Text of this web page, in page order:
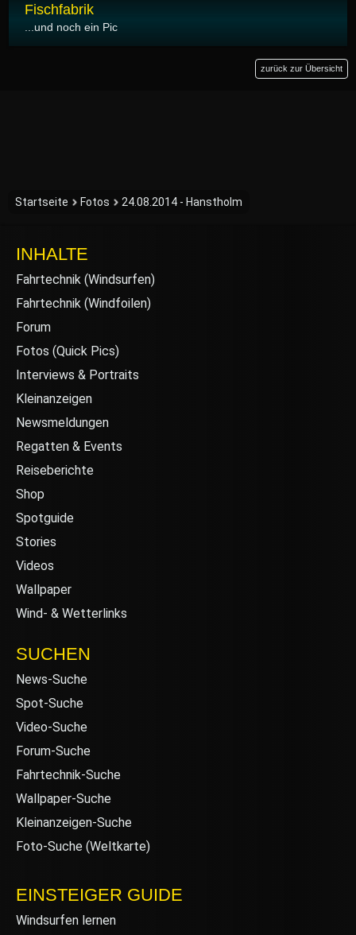
Fischfabrik
...und noch ein Pic
zurück zur Übersicht
Startseite Fotos 24.08.2014 - Hanstholm
INHALTE
Fahrtechnik (Windsurfen)
Fahrtechnik (Windfoilen)
Forum
Fotos (Quick Pics)
Interviews & Portraits
Kleinanzeigen
Newsmeldungen
Regatten & Events
Reiseberichte
Shop
Spotguide
Stories
Videos
Wallpaper
Wind- & Wetterlinks
SUCHEN
News-Suche
Spot-Suche
Video-Suche
Forum-Suche
Fahrtechnik-Suche
Wallpaper-Suche
Kleinanzeigen-Suche
Foto-Suche (Weltkarte)
EINSTEIGER GUIDE
Windsurfen lernen